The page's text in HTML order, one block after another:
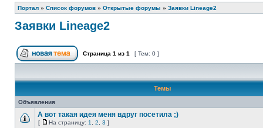
Портал » Список форумов » Открытые форумы » Заявки Lineage2
Заявки Lineage2
Страница 1 из 1 [ Тем: 0 ]
Темы
Объявления
А вот такая идея меня вдруг посетила ;)
[ На страницу: 1 2 3 ]